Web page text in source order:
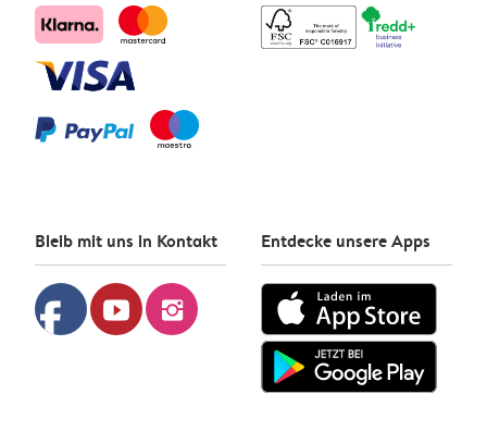
Bleib mit uns in Kontakt
facebook youtube instagram
Entdecke unsere Apps